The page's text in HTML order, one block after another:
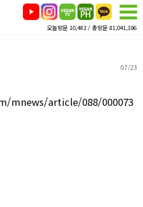
오늘방문 10,482 / 총방문 81,041,196
07/23
mnews/article/088/000073